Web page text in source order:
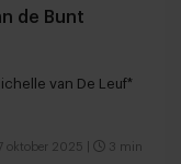
de Bunt
van De Leuf*
oktober 2025 3 min